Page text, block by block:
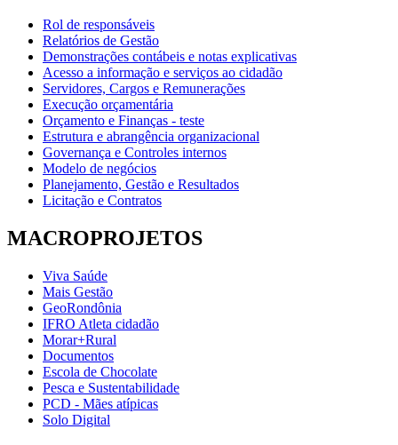
Rol de responsáveis
Relatórios de Gestão
Demonstrações contábeis e notas explicativas
Acesso a informação e serviços ao cidadão
Servidores, Cargos e Remunerações
Execução orçamentária
Orçamento e Finanças - teste
Estrutura e abrangência organizacional
Governança e Controles internos
Modelo de negócios
Planejamento, Gestão e Resultados
Licitação e Contratos
MACROPROJETOS
Viva Saúde
Mais Gestão
GeoRondônia
IFRO Atleta cidadão
Morar+Rural
Documentos
Escola de Chocolate
Pesca e Sustentabilidade
PCD - Mães atípicas
Solo Digital